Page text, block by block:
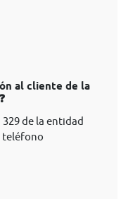
al cliente de la
de la entidad
teléfono